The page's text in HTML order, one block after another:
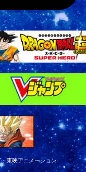
東映アニメーション